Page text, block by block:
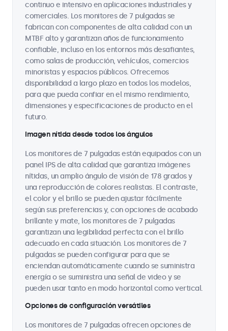
continuo e intensivo en aplicaciones industriales y
comerciales. Los monitores de 7 pulgadas se
fabrican con componentes de alta calidad con un
MTBF alto y garantizan años de funcionamiento
confiable, incluso en los entornos más desafiantes,
como salas de producción, vehículos, comercios
minoristas y espacios públicos. Ofrecemos
disponibilidad a largo plazo en todos los modelos,
para que pueda confiar en el mismo rendimiento,
dimensiones y especificaciones de producto en el
futuro.
Imagen nítida desde todos los ángulos
Los monitores de 7 pulgadas están equipados con un
panel IPS de alta calidad que garantiza imágenes
nítidas, un amplio ángulo de visión de 178 grados y
una reproducción de colores realistas. El contraste,
el color y el brillo se pueden ajustar fácilmente
según sus preferencias y, con opciones de acabado
brillante y mate, los monitores de 7 pulgadas
garantizan una legibilidad perfecta con el brillo
adecuado en cada situación. Los monitores de 7
pulgadas se pueden configurar para que se
enciendan automáticamente cuando se suministra
energía o se suministra una señal de video y se
pueden usar tanto en modo horizontal como vertical.
Opciones de configuración versátiles
Los monitores de 7 pulgadas ofrecen opciones de